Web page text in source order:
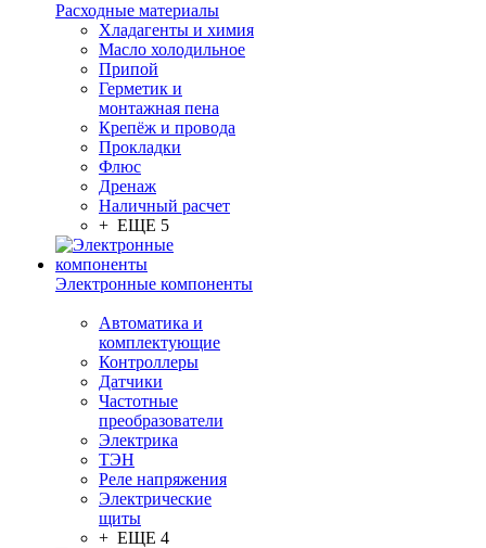
Расходные материалы
Хладагенты и химия
Масло холодильное
Припой
Герметик и
монтажная пена
Крепёж и провода
Прокладки
Флюс
Дренаж
Наличный расчет
+ ЕЩЕ 5
Электронные компоненты
Автоматика и
комплектующие
Контроллеры
Датчики
Частотные
преобразователи
Электрика
ТЭН
Реле напряжения
Электрические
щиты
+ ЕЩЕ 4